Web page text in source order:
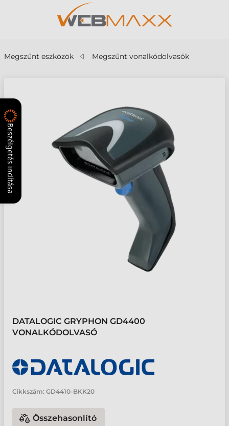
Megszűnt eszközök Megszűnt vonalkódolvasók
DATALOGIC GRYPHON GD4400
VONALKÓDOLVASÓ
Cikkszám: GD4410-BKK20
Összehasonlító
Beszélgetés indítása